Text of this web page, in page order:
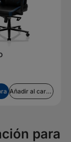
Añadir al carrito
para